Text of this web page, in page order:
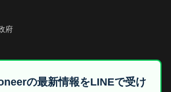
府
の最新情報をLINEで受け